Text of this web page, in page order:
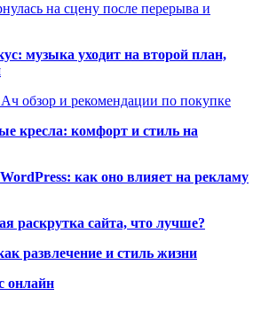
на сцену после перерыва и
музыка уходит на второй план,
обзор и рекомендации по покупке
кресла: комфорт и стиль на
как оно влияет на рекламу
раскрутка сайта, что лучше?
развлечение и стиль жизни
онлайн